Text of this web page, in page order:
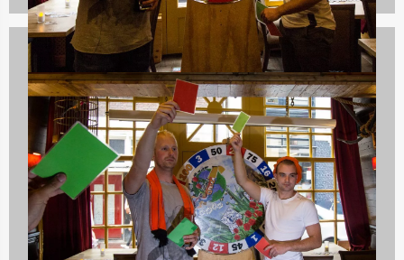
Ik Hou van Holland
5 uitjes